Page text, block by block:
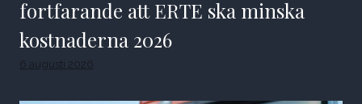
fortfarande att ERTE ska minska
kostnaderna 2026
6 augusti 2026